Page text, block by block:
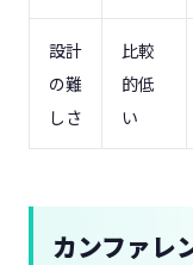
設計
の難
しさ
比較
的低
い
カンファレ